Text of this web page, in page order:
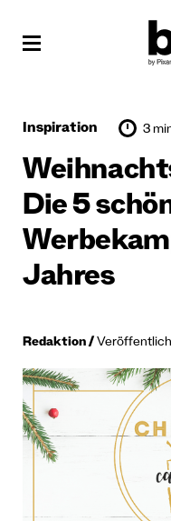
Inspiration 3
Die 5
Jahres
Redaktion